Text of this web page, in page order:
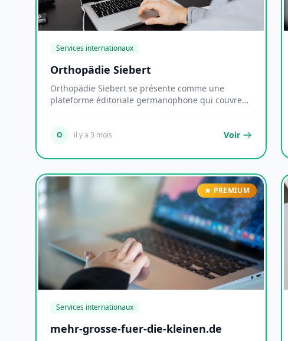
Services internationaux
Orthopädie Siebert
Orthopädie Siebert se présente comme une
plateforme éditoriale germanophone qui couvre
O il y a 3 mois Voir
PREMIUM
Services internationaux
mehr-grosse-fuer-die-kleinen.de